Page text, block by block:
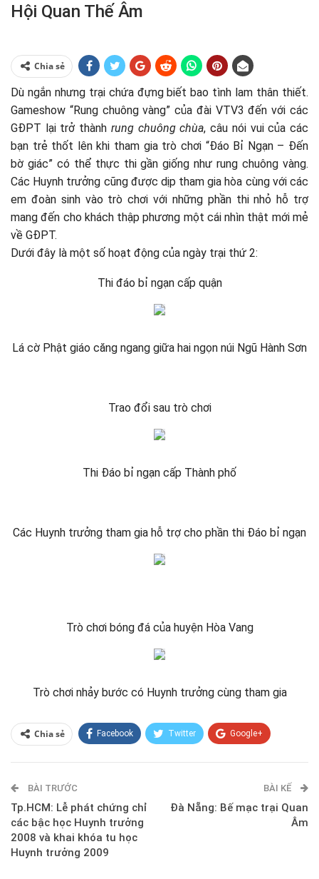
Hội Quan Thế Âm
Chia sẻ
Dù ngắn nhưng trại chứa đựng biết bao tình lam thân thiết.
Gameshow “Rung chuông vàng” của đài VTV3 đến với các
GĐPT lại trở thành rung chuông chùa, câu nói vui của các
bạn trẻ thốt lên khi tham gia trò chơi “Đáo Bỉ Ngạn – Đến
bờ giác” có thể thực thi gần giống như rung chuông vàng.
Các Huynh trưởng cũng được dịp tham gia hòa cùng với các
em đoàn sinh vào trò chơi với những phần thi nhỏ hỗ trợ
mang đến cho khách thập phương một cái nhìn thật mới mẻ
về GĐPT.
Dưới đây là một số hoạt động của ngày trại thứ 2:
Thi đáo bỉ ngạn cấp quận
Lá cờ Phật giáo căng ngang giữa hai ngọn núi Ngũ Hành Sơn
Trao đổi sau trò chơi
Thi Đáo bỉ ngạn cấp Thành phố
Các Huynh trưởng tham gia hỗ trợ cho phần thi Đáo bỉ ngạn
Trò chơi bóng đá của huyện Hòa Vang
Trò chơi nhảy bước có Huynh trưởng cùng tham gia
Chia sẻ Facebook Twitter Google+
E-mail
BÀI TRƯỚC
Tp.HCM: Lễ phát chứng chỉ
các bậc học Huynh trưởng
2008 và khai khóa tu học
Huynh trưởng 2009
BÀI KẾ
Đà Nẵng: Bế mạc trại Quan
Âm